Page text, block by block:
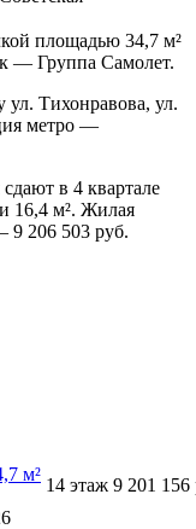
площадью 34,7 м²
— Группа Самолет.
ул. Тихонравова, ул.
метро —
в 4 квартале
16,4 м². Жилая
9 206 503 руб.
м²
14 этаж 9 201 156